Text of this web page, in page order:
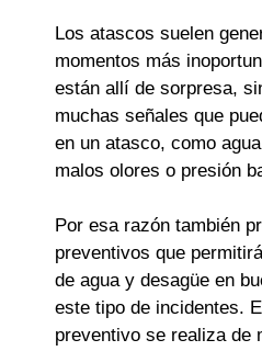
Los atascos suelen
momentos más
están allí de sorpresa,
muchas señales que
en un atasco, como
malos olores o presión
Por esa razón también
preventivos que
de agua y desagüe en
este tipo de incidentes.
preventivo se realiza de